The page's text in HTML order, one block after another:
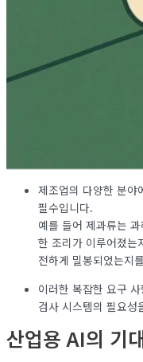
제조업의 다양한 분야
필수입니다.
예를 들어 제과류는
한 조리가 이루어졌는
전하게 밀봉되었는지
이러한 복잡한 요구
검사 시스템의 필요성
산업용 AI의 기